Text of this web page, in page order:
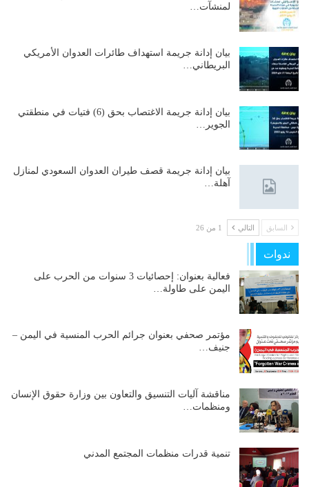
لمنشآت…
بيان إدانة جريمة استهداف طائرات العدوان الأمريكي
البريطاني…
بيان إدانة جريمة الاغتصاب بحق (6) فتيات في منطقتي
الجوير…
بيان إدانة جريمة قصف طيران العدوان السعودي لمنازل
آهلة…
السابق التالي 1 من 26
ندوات
فعالية بعنوان: إحصائيات 3 سنوات من الحرب على
اليمن على طاولة…
مؤتمر صحفي بعنوان جرائم الحرب المنسية في اليمن –
جنيف…
مناقشة آليات التنسيق والتعاون بين وزارة حقوق الإنسان
ومنظمات…
تنمية قدرات منظمات المجتمع المدني